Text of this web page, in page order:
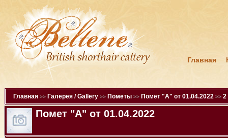
Главная
Главная >> Галерея / Gallery >> Пометы >> Помет "A" от 01.04.2022 >> 2
Помет "A" от 01.04.2022